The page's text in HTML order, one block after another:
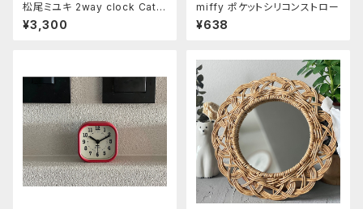
松尾ミユキ 2way clock Cats
Gray
¥3,300
miffy ポケットシリコンストロー
¥638